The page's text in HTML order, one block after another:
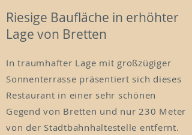
Riesige Baufläche in erhöhter
Lage von Bretten
In traumhafter Lage mit großzügiger
Sonnenterrasse präsentiert sich dieses
Restaurant in einer sehr schönen
Gegend von Bretten und nur 230 Meter
von der Stadtbahnhaltestelle entfernt.